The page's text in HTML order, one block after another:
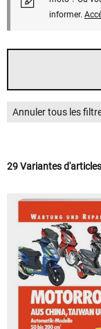
informer.
Annuler tous les
29 Variantes d'articles